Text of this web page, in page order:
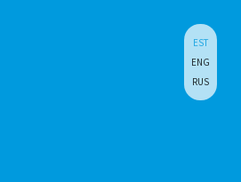
EST
ENG
RUS